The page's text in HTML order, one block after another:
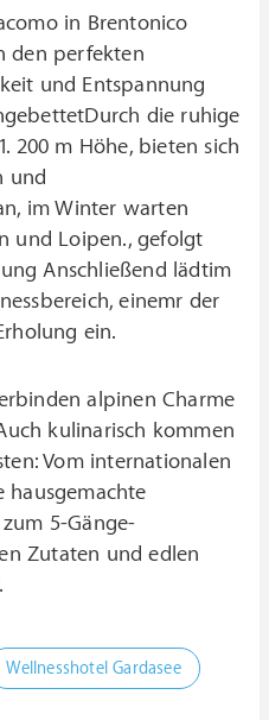
in Brentonico
den perfekten
und Entspannung
die ruhige
200 m Höhe, bieten sich
und
im Winter warten
und Loipen., gefolgt
Anschließend lädtim
einemr der
ein.
alpinen Charme
kulinarisch kommen
Vom internationalen
hausgemachte
5-Gänge-
Zutaten und edlen
Wellnesshotel Gardasee